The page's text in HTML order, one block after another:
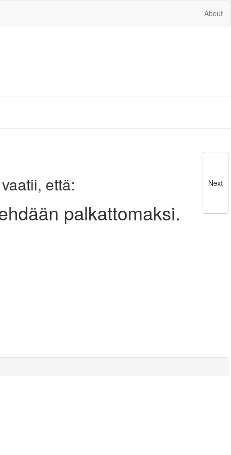
About
että:
palkattomaksi.
Next